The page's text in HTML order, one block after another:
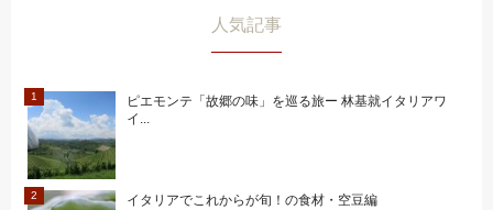
人気記事
ピエモンテ「故郷の味」を巡る旅ー 林基就イタリアワ
イ...
イタリアでこれからが旬！の食材・空豆編